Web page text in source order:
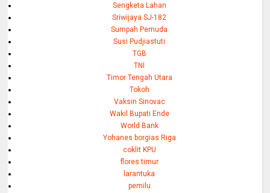
Sengketa Lahan
Sriwijaya SJ-182
Sumpah Pemuda
Susi Pudjiastuti
TGB
TNI
Timor Tengah Utara
Tokoh
Vaksin Sinovac
Wakil Bupati Ende
World Bank
Yohanes borgias Riga
coklit KPU
flores timur
larantuka
pemilu